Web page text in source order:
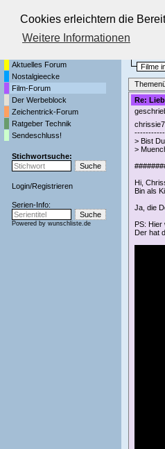
Cookies erleichtern die
Weitere Informationen
Die
Aktuelles Forum
Nostalgieecke
Film-Forum
Der Werbeblock
Zeichentrick-Forum
Ratgeber Technik
Sendeschluss!
Stichwortsuche:
Login/Registrieren
Serien-Info:
Powered by wunschliste.de
Filme
Re:
> Bist
>
Hi,
Bin als
Ja, die
PS:
Der hat